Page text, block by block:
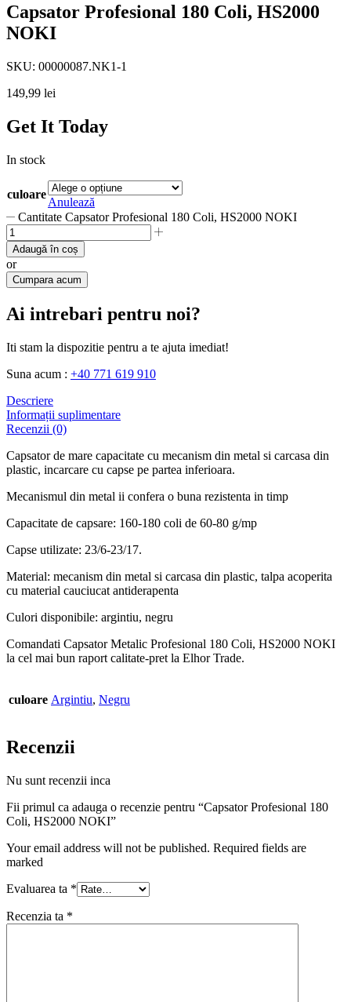
Capsator Profesional 180 Coli, HS2000
NOKI
SKU: 00000087.NK1-1
149,99 lei
Get It Today
In stock
culoare
Anulează
Cantitate Capsator Profesional 180 Coli, HS2000 NOKI
Adaugă în coș
or
Cumpara acum
Ai intrebari pentru noi?
Iti stam la dispozitie pentru a te ajuta imediat!
Suna acum : +40 771 619 910
Descriere
Informații suplimentare
Recenzii (0)
Capsator de mare capacitate cu mecanism din metal si carcasa din
plastic, incarcare cu capse pe partea inferioara.
Mecanismul din metal ii confera o buna rezistenta in timp
Capacitate de capsare: 160-180 coli de 60-80 g/mp
Capse utilizate: 23/6-23/17.
Material: mecanism din metal si carcasa din plastic, talpa acoperita
cu material cauciucat antiderapenta
Culori disponibile: argintiu, negru
Comandati Capsator Metalic Profesional 180 Coli, HS2000 NOKI
la cel mai bun raport calitate-pret la Elhor Trade.
culoare Argintiu, Negru
Recenzii
Nu sunt recenzii inca
Fii primul ca adauga o recenzie pentru “Capsator Profesional 180
Coli, HS2000 NOKI”
Your email address will not be published. Required fields are
marked
Evaluarea ta *
Recenzia ta *